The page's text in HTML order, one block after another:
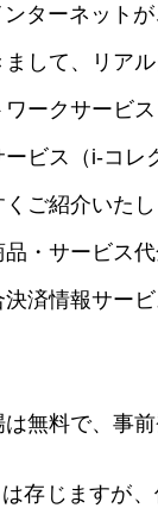
ンターネット
まして、リア
ワークサービ
ービス（i-コレ
くご紹介いたし
品・サービス
決済情報サー
は無料で、事
存じますが